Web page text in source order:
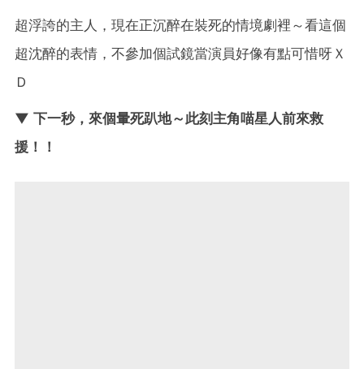
超浮誇的主人，現在正沉醉在裝死的情境劇裡～看這個
超沈醉的表情，不參加個試鏡當演員好像有點可惜呀Ｘ
Ｄ
▼ 下一秒，來個暈死趴地～此刻主角喵星人前來救
援！！